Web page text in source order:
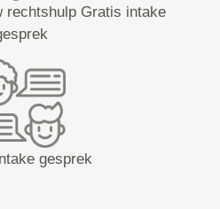
rechtshulp Gratis intake
gesprek